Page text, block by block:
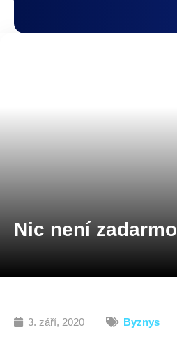
Nic není zadarmo
3. září, 2020 Byznys